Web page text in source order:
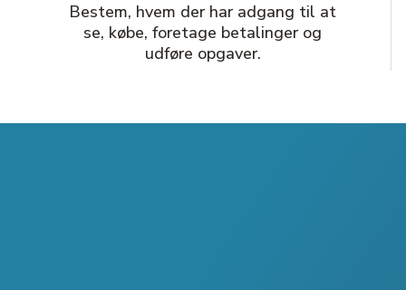
Bestem, hvem der har adgang til at
se, købe, foretage betalinger og
udføre opgaver.